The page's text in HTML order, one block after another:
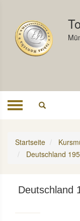
Toggle
Startseite
Deutschland
Deutschland